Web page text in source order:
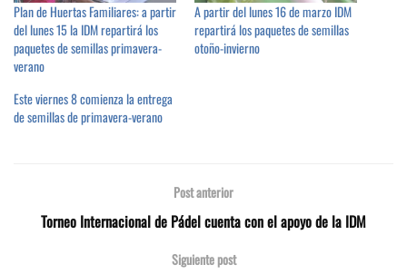
Plan de Huertas Familiares: a partir
del lunes 15 la IDM repartirá los
paquetes de semillas primavera-
verano
A partir del lunes 16 de marzo IDM
repartirá los paquetes de semillas
otoño-invierno
Este viernes 8 comienza la entrega
de semillas de primavera-verano
Post anterior
Torneo Internacional de Pádel cuenta con el apoyo de la IDM
Siguiente post